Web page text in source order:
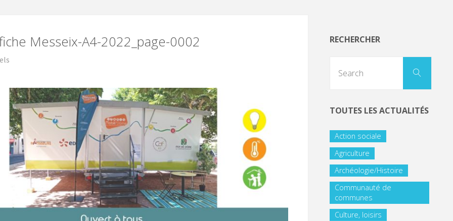
Messeix-A4-2022_page-0002 RECHERCHER
TOUTES LES ACTUALITÉS
Action sociale
Agriculture
Archéologie/Histoire
Communauté de
communes
Culture, loisirs